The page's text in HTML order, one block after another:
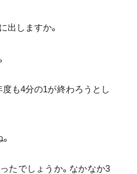
出しますか。
度も4分の1が終わろうとし
たでしょうか。なかなか3